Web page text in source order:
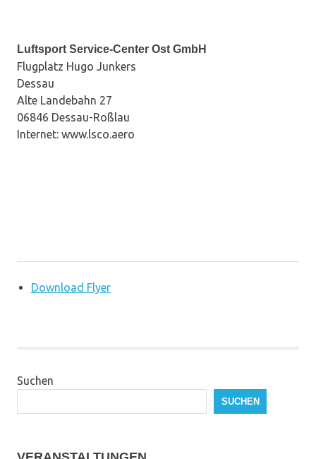
Luftsport Service-Center Ost GmbH
Flugplatz Hugo Junkers
Dessau
Alte Landebahn 27
06846 Dessau-Roßlau
Internet: www.lsco.aero
Download Flyer
Suchen
SUCHEN